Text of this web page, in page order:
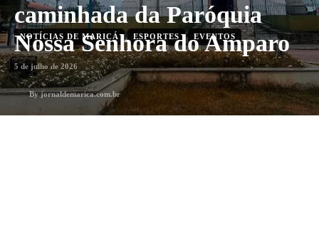
caminhada da Paróquia
Nossa Senhora do Amparo
NOTÍCIAS DE MARICÁ ESPORTES EVENTOS
5 de julho de 2026
By jornaldemarica.com.br